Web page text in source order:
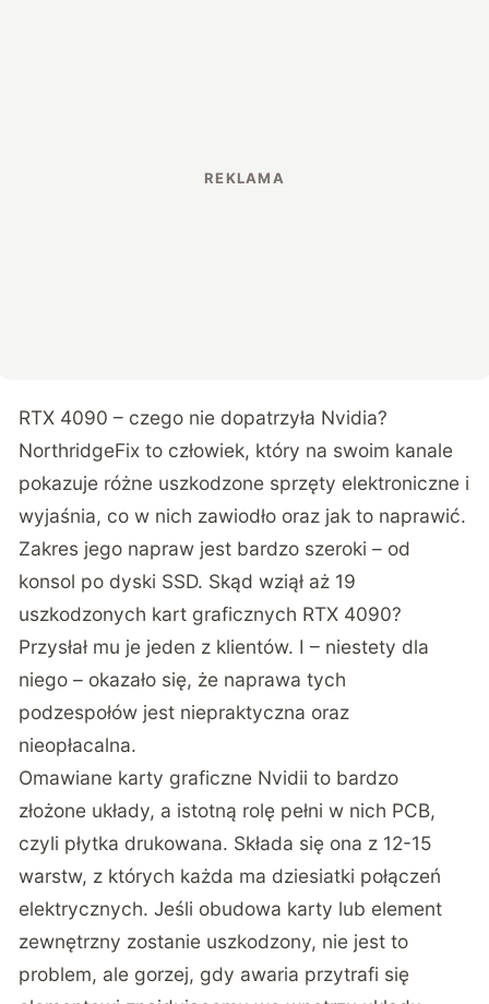
RTX 4090 – czego nie dopatrzyła Nvidia?
NorthridgeFix to człowiek, który na swoim kanale
pokazuje różne uszkodzone sprzęty elektroniczne i
wyjaśnia, co w nich zawiodło oraz jak to naprawić.
Zakres jego napraw jest bardzo szeroki – od
konsol po dyski SSD. Skąd wziął aż 19
uszkodzonych kart graficznych RTX 4090?
Przysłał mu je jeden z klientów. I – niestety dla
niego – okazało się, że naprawa tych
podzespołów jest niepraktyczna oraz
nieopłacalna.
Omawiane karty graficzne Nvidii to bardzo
złożone układy, a istotną rolę pełni w nich PCB,
czyli płytka drukowana. Składa się ona z 12-15
warstw, z których każda ma dziesiatki połączeń
elektrycznych. Jeśli obudowa karty lub element
zewnętrzny zostanie uszkodzony, nie jest to
problem, ale gorzej, gdy awaria przytrafi się